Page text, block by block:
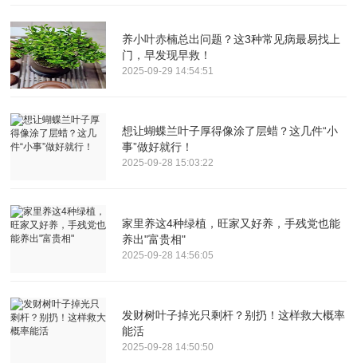
养小叶赤楠总出问题？这3种常见病最易找上
门，早发现早救！
2025-09-29 14:54:51
想让蝴蝶兰叶子厚得像涂了层蜡？这几件“小
事”做好就行！
2025-09-28 15:03:22
家里养这4种绿植，旺家又好养，手残党也能
养出"富贵相"
2025-09-28 14:56:05
发财树叶子掉光只剩杆？别扔！这样救大概率
能活
2025-09-28 14:50:50